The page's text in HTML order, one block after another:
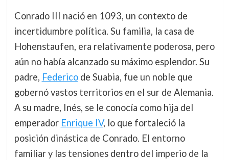
Conrado III nació en 1093, un contexto de
incertidumbre política. Su familia, la casa de
Hohenstaufen, era relativamente poderosa, pero
aún no había alcanzado su máximo esplendor. Su
padre, Federicode Suabia, fue un noble que
gobernó vastos territorios en el sur de Alemania.
A su madre, Inés, se le conocía como hija del
emperador Enrique IV, lo que fortaleció la
posición dinástica de Conrado. El entorno
familiar y las tensiones dentro del imperio de la